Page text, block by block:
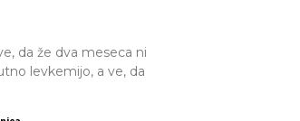
da že dva meseca ni
levkemijo, a ve, da